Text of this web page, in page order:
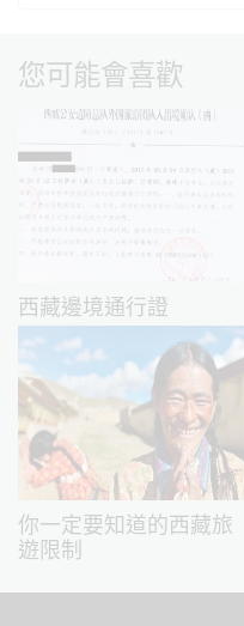
您可能會喜歡
西藏邊境通行證
你一定要知道的西藏旅
遊限制